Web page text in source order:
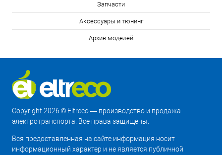
Запчасти
Аксессуары и тюнинг
Архив моделей
Copyright 2026 © Eltreco — производство и продажа
электротранспорта. Все права защищены.
Вся предоставленная на сайте информация носит
информационный характер и не является публичной